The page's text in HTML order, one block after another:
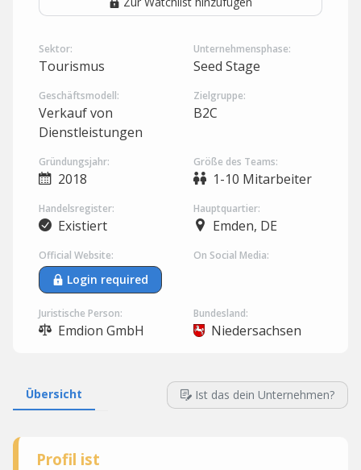
Sektor:
Tourismus
Unternehmensphase:
Seed Stage
Geschäftsmodell:
Verkauf von
Dienstleistungen
Zielgruppe:
B2C
Gründungsjahr:
2018
Größe des Teams:
1-10 Mitarbeiter
Handelsregister:
Existiert
Hauptquartier:
Emden, DE
Official Website:
Login required
On Social Media:
Juristische Person:
Emdion GmbH
Bundesland:
Niedersachsen
Übersicht Ist das dein Unternehmen?
Profil ist